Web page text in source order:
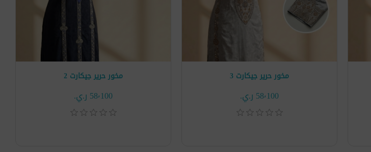
مخور حرير جيكارت 3
58٬100 ر.ي.‏
مخور حرير جيكارت 2
58٬100 ر.ي.‏